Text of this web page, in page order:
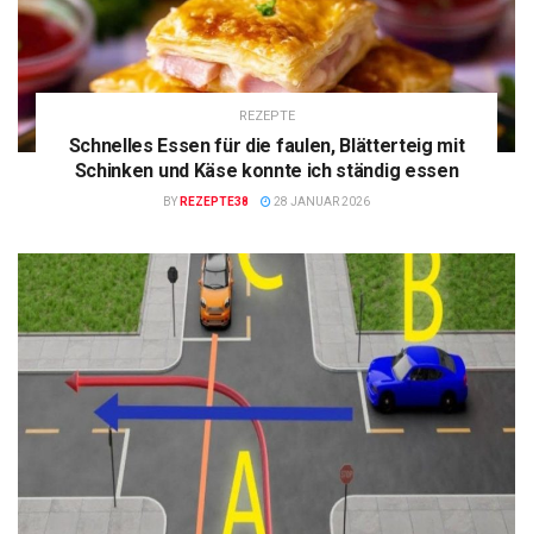
REZEPTE
Schnelles Essen für die faulen, Blätterteig mit
Schinken und Käse konnte ich ständig essen
BY REZEPTE38 28 JANUAR 2026